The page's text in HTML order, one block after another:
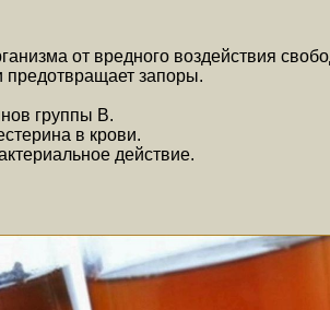
от вредного воздействия
предотвращает запоры.
группы B.
в крови.
действие.